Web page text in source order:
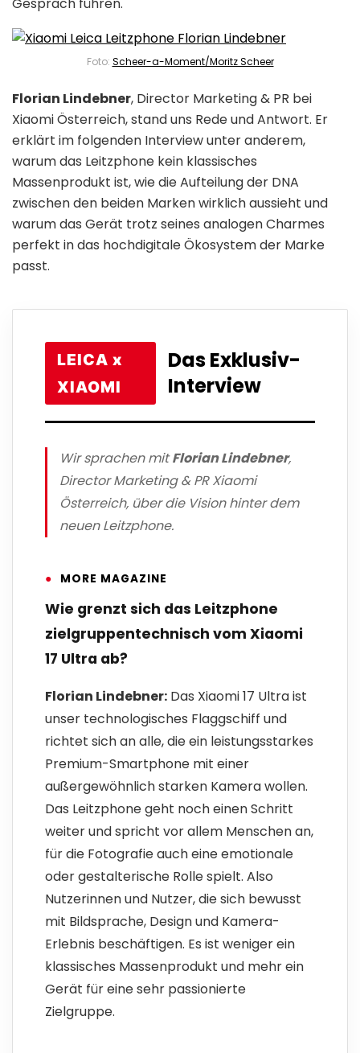
Foto: Scheer-a-Moment/Moritz Scheer
Florian Lindebner, Director Marketing & PR bei
Xiaomi Österreich, stand uns Rede und Antwort. Er
erklärt im folgenden Interview unter anderem,
warum das Leitzphone kein klassisches
Massenprodukt ist, wie die Aufteilung der DNA
zwischen den beiden Marken wirklich aussieht und
warum das Gerät trotz seines analogen Charmes
perfekt in das hochdigitale Ökosystem der Marke
passt.
LEICA x
XIAOMI
Das Exklusiv-
Interview
Wir sprachen mitFlorian Lindebner,
Director Marketing & PR Xiaomi
Österreich, über die Vision hinter dem
neuen Leitzphone.
● MORE MAGAZINE
Wie grenzt sich das Leitzphone
zielgruppentechnisch vom Xiaomi
17 Ultra ab?
Florian Lindebner: Das Xiaomi 17 Ultra ist
unser technologisches Flaggschiff und
richtet sich an alle, die ein leistungsstarkes
Premium-Smartphone mit einer
außergewöhnlich starken Kamera wollen.
Das Leitzphone geht noch einen Schritt
weiter und spricht vor allem Menschen an,
für die Fotografie auch eine emotionale
oder gestalterische Rolle spielt. Also
Nutzerinnen und Nutzer, die sich bewusst
mit Bildsprache, Design und Kamera-
Erlebnis beschäftigen. Es ist weniger ein
klassisches Massenprodukt und mehr ein
Gerät für eine sehr passionierte
Zielgruppe.